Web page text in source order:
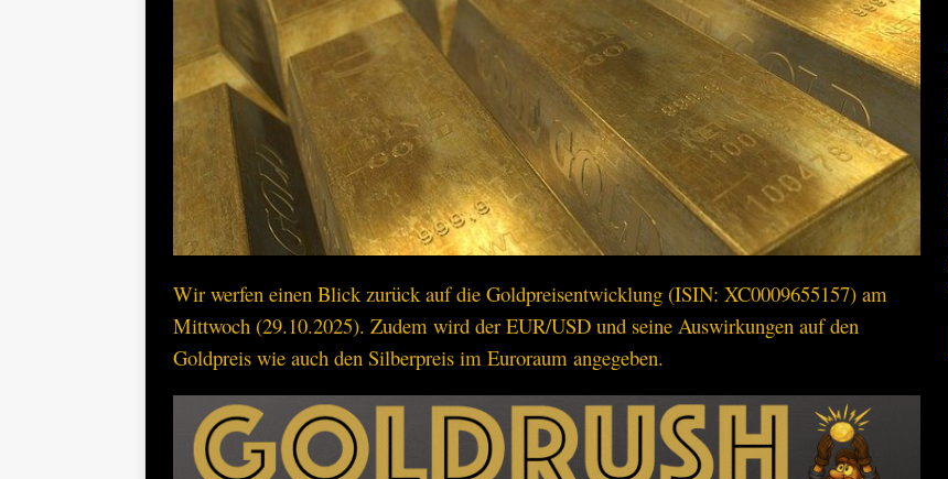
Wir werfen einen Blick zurück auf die Goldpreisentwicklung (ISIN: XC0009655157) am
Mittwoch (29.10.2025). Zudem wird der EUR/USD und seine Auswirkungen auf den
Goldpreis wie auch den Silberpreis im Euroraum angegeben.